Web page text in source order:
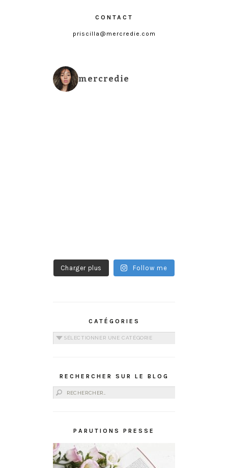
CONTACT
priscilla@mercredie.com
mercredie
Charger plus Follow me
CATÉGORIES
Catégories
RECHERCHER SUR LE BLOG
Rechercher :
PARUTIONS PRESSE